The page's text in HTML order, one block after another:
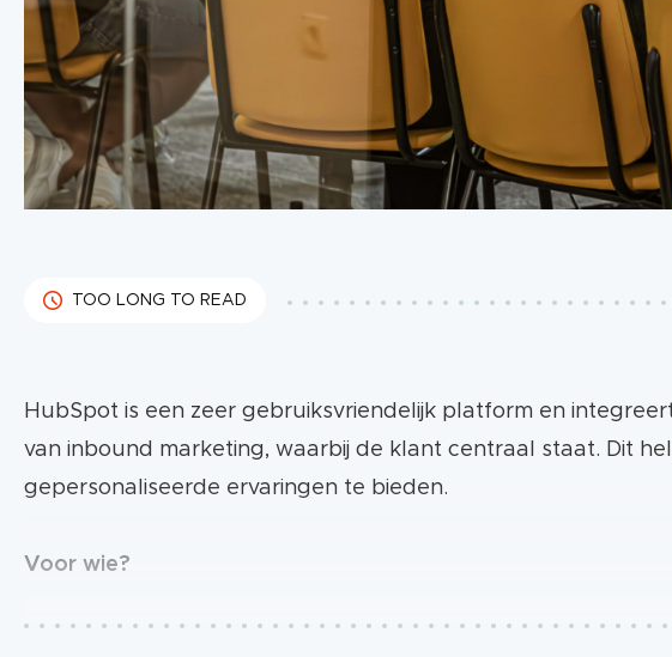
TOO LONG TO READ
HubSpot is een zeer gebruiksvriendelijk platform en
van inbound marketing, waarbij de klant centraal staat. Dit
gepersonaliseerde ervaringen te bieden.
Voor wie?
Of je nu een kleine start-up bent of een grote onderneming,